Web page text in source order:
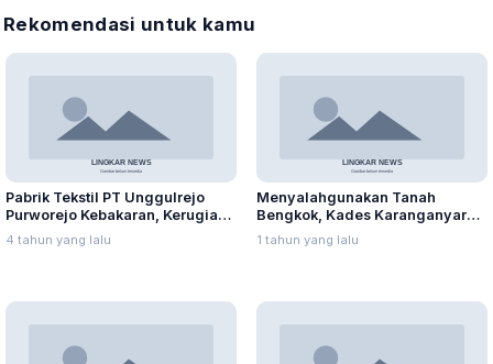
Rekomendasi untuk kamu
Pabrik Tekstil PT Unggulrejo
Purworejo Kebakaran, Kerugian
Capai Puluhan Juta Rupiah
4 tahun yang lalu
Menyalahgunakan Tanah
Bengkok, Kades Karanganyar
Ditangkap Kejari
1 tahun yang lalu